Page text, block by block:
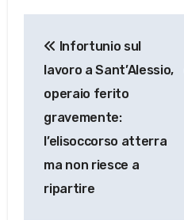
articoli
Infortunio sul
lavoro a Sant’Alessio,
operaio ferito
gravemente:
l’elisoccorso atterra
ma non riesce a
ripartire